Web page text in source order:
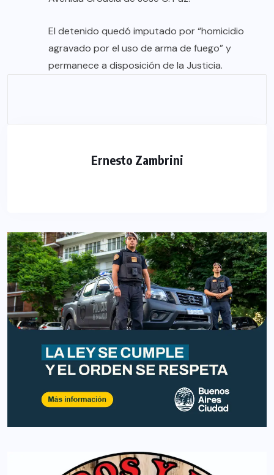
El detenido quedó imputado por “homicidio
agravado por el uso de arma de fuego” y
permanece a disposición de la Justicia.
Ernesto Zambrini